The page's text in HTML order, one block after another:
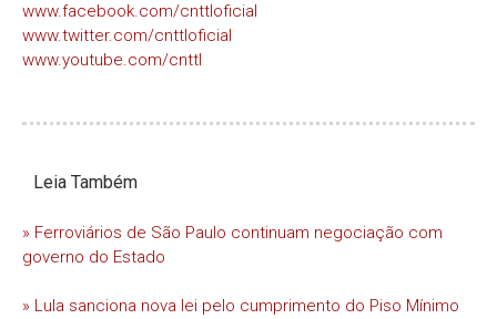
www.facebook.com/cnttloficial
www.twitter.com/cnttloficial
www.youtube.com/cnttl
Leia Também
» Ferroviários de São Paulo continuam negociação com
governo do Estado
» Lula sanciona nova lei pelo cumprimento do Piso Mínimo